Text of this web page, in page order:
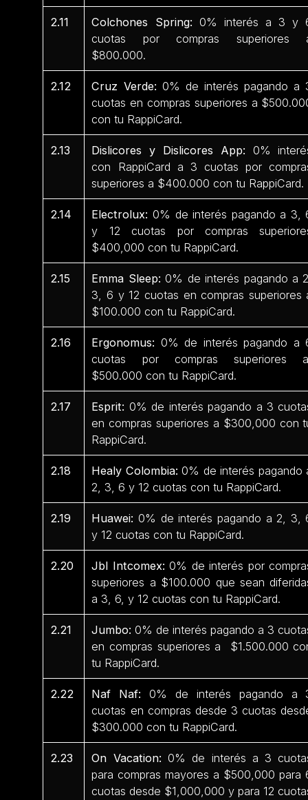
2.11 Colchones Spring: 0% interés a 3 y
cuotas por compras superiores
$800.000.
2.12 Cruz Verde: 0% de interés pagando a
cuotas en compras superiores a
con tu RappiCard.
2.13 Dislicores y Dislicores App: 0%
con RappiCard a 3 cuotas por
superiores a $400.000 con tu RappiCard.
2.14 Electrolux: 0% de interés pagando a 3,
y 12 cuotas por compras
$400,000 con tu RappiCard.
2.15 Emma Sleep: 0% de interés pagando a
3, 6 y 12 cuotas en compras superiores
$100.000 con tu RappiCard.
2.16 Ergonomus: 0% de interés pagando a
cuotas por compras superiores
$500.000 con tu RappiCard.
2.17 Esprit: 0% de interés pagando a 3
en compras superiores a $300,000 con
RappiCard.
2.18 Healy Colombia:0% de interés pagando
2, 3, 6 y 12 cuotas con tu RappiCard.
2.19 Huawei: 0% de interés pagando a 2, 3,
y 12 cuotas con tu RappiCard.
2.20 Jbl Intcomex:0% de interés por
superiores a $100.000 que sean
a 3, 6, y 12 cuotas con tu RappiCard.
2.21 Jumbo: 0% de interés pagando a 3
en compras superiores a $1.500.000
tu RappiCard.
2.22 Naf Naf:0% de interés pagando a
cuotas en compras desde 3 cuotas
$300.000 con tu RappiCard.
2.23 On Vacation: 0% de interés a 3
para compras mayores a $500,000 para
cuotas desde $1,000,000 y para 12